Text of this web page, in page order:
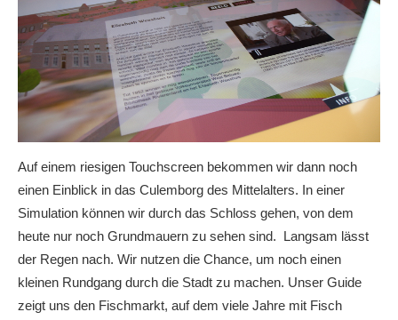
Auf einem riesigen Touchscreen bekommen wir dann noch
einen Einblick in das Culemborg des Mittelalters. In einer
Simulation können wir durch das Schloss gehen, von dem
heute nur noch Grundmauern zu sehen sind. Langsam lässt
der Regen nach. Wir nutzen die Chance, um noch einen
kleinen Rundgang durch die Stadt zu machen. Unser Guide
zeigt uns den Fischmarkt, auf dem viele Jahre mit Fisch